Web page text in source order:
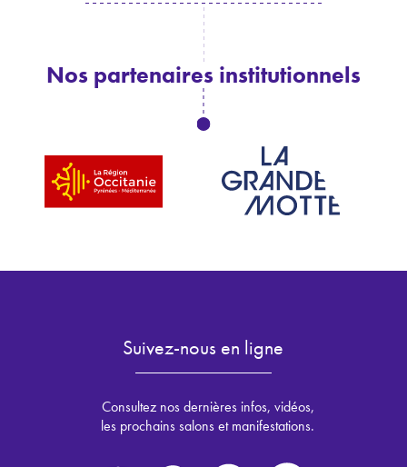
Nos partenaires institutionnels
Suivez-nous en ligne
Consultez nos dernières infos, vidéos,
les prochains salons et manifestations.